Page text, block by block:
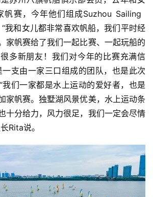
注册
帆赛，今年他们组成Suzhou Sailing
我和女儿都非常喜欢帆船，我们平时经
家帆赛给了我们一起比赛、一起玩船的
多新朋友！我们对今年的比赛充满信
支由一家三口组成的团队，也是此次
我们一家都是水上运动的爱好者，也是
家帆赛。独墅湖风景优美，水上运动条
十分给力，风力很足，我们一定会尽情
Rita说。